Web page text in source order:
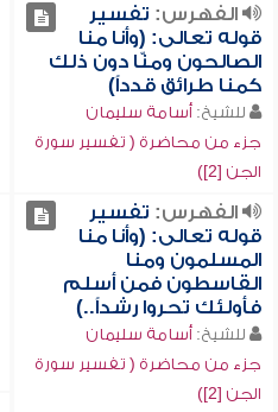
الفهرس: تفسير
قوله تعالى: (وأنا منا
الصالحون ومنّا دون ذلك
كمنا طرائق قدداً)
للشيخ: أسامة سليمان
جزء من محاضرة ( تفسير سورة
الجن [2])
الفهرس: تفسير
قوله تعالى: (وأنا منا
المسلمون ومنا
القاسطون فمن أسلم
فأولئك تحروا رشداً..)
للشيخ: أسامة سليمان
جزء من محاضرة ( تفسير سورة
الجن [2])